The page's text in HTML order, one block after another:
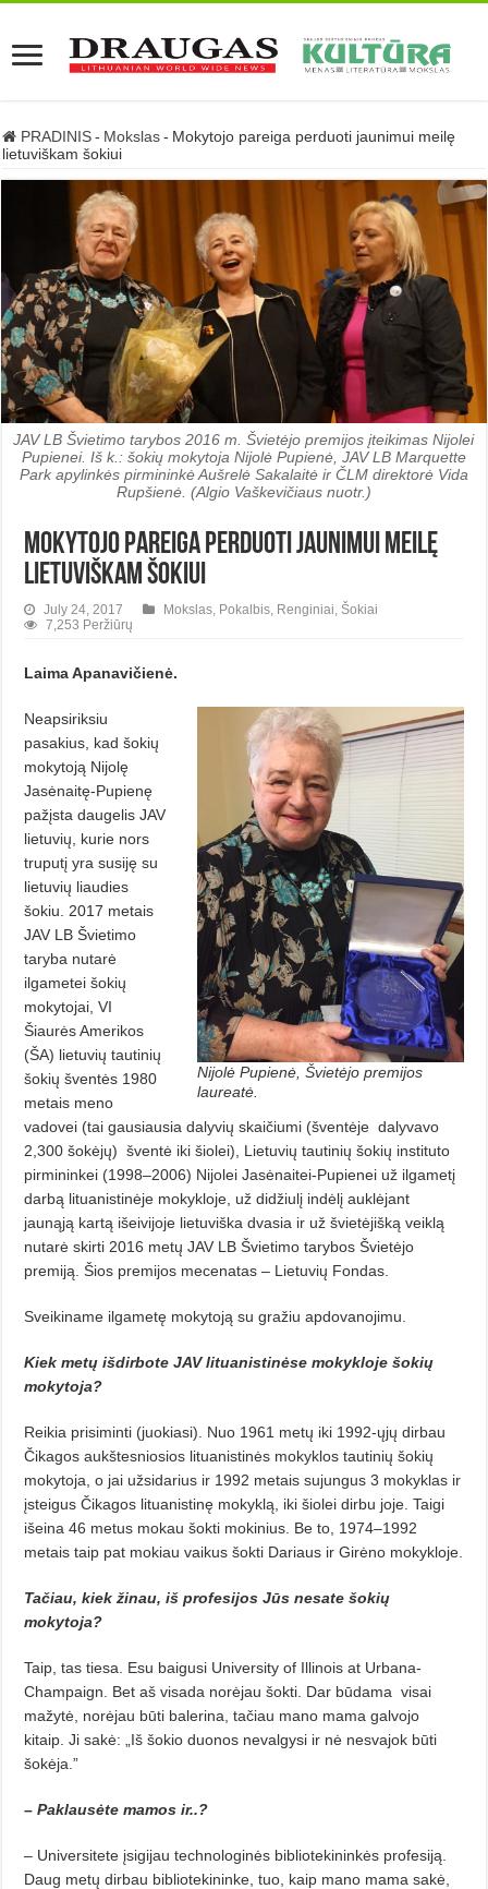
PRADINIS - Mokslas - Mokytojo pareiga perduoti jaunimui meilę
lietuviškam šokiui
JAV LB Švietimo tarybos 2016 m. Švietėjo premijos įteikimas Nijolei
Pupienei. Iš k.: šokių mokytoja Nijolė Pupienė, JAV LB Marquette
Park apylinkės pirmininkė Aušrelė Sakalaitė ir ČLM direktorė Vida
Rupšienė. (Algio Vaškevičiaus nuotr.)
Mokytojo pareiga perduoti jaunimui meilę
lietuviškam šokiui
July 24, 2017 Mokslas Pokalbis Renginiai Šokiai
7,253 Peržiūrų
Laima Apanavičienė.
Nijolė Pupienė, Švietėjo premijos
laureatė.
Neapsiriksiu
pasakius, kad šokių
mokytoją Nijolę
Jasėnaitę-Pupienę
pažįsta daugelis JAV
lietuvių, kurie nors
truputį yra susiję su
lietuvių liaudies
šokiu. 2017 metais
JAV LB Švietimo
taryba nutarė
ilgametei šokių
mokytojai, VI
Šiaurės Amerikos
(ŠA) lietuvių tautinių
šokių šventės 1980
metais meno
vadovei (tai gausiausia dalyvių skaičiumi (šventėje dalyvavo
2,300 šokėjų) šventė iki šiolei), Lietuvių tautinių šokių instituto
pirmininkei (1998–2006) Nijolei Jasėnaitei-Pupienei už ilgametį
darbą lituanistinėje mokykloje, už didžiulį indėlį auklėjant
jaunąją kartą išeivijoje lietuviška dvasia ir už švietėjišką veiklą
nutarė skirti 2016 metų JAV LB Švietimo tarybos Švietėjo
premiją. Šios premijos mecenatas – Lietuvių Fondas.
Sveikiname ilgametę mokytoją su gražiu apdovanojimu.
Kiek metų išdirbote JAV lituanistinėse mokykloje šokių
mokytoja?
Reikia prisiminti (juokiasi). Nuo 1961 metų iki 1992-ųjų dirbau
Čikagos aukštesniosios lituanistinės mokyklos tautinių šokių
mokytoja, o jai užsidarius ir 1992 metais sujungus 3 mokyklas ir
įsteigus Čikagos lituanistinę mokyklą, iki šiolei dirbu joje. Taigi
išeina 46 metus mokau šokti mokinius. Be to, 1974–1992
metais taip pat mokiau vaikus šokti Dariaus ir Girėno mokykloje.
Tačiau, kiek žinau, iš profesijos Jūs nesate šokių
mokytoja?
Taip, tas tiesa. Esu baigusi University of Illinois at Urbana-
Champaign. Bet aš visada norėjau šokti. Dar būdama visai
mažytė, norėjau būti balerina, tačiau mano mama galvojo
kitaip. Ji sakė: „Iš šokio duonos nevalgysi ir nė nesvajok būti
šokėja.”
– Paklausėte mamos ir..?
– Universitete įsigijau technologinės bibliotekininkės profesiją.
Daug metų dirbau bibliotekininke, tuo, kaip mano mama sakė,